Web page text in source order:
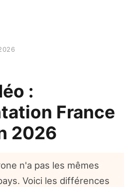
:
France
2026
n'a pas les mêmes
Voici les différences